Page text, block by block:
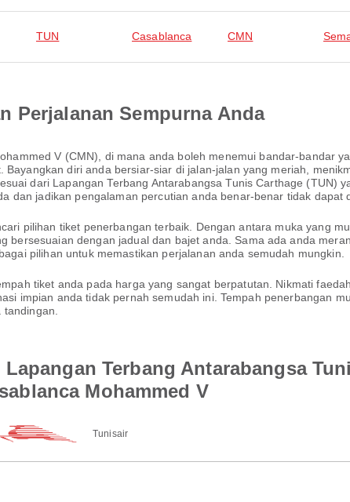
TUN Casablanca CMN
Perjalanan Sempurna Anda
V (CMN), di mana anda boleh menemui bandar-bandar
diri anda bersiar-siar di jalan-jalan yang meriah,
dari Lapangan Terbang Antarabangsa Tunis Carthage (TUN)
dan jadikan pengalaman percutian anda benar-benar tidak dapat
pilihan tiket penerbangan terbaik. Dengan antara muka yang
bersesuaian dengan jadual dan bajet anda. Sama ada anda
pilihan untuk memastikan perjalanan anda semudah mungkin.
tiket anda pada harga yang sangat berpatutan. Nikmati
impian anda tidak pernah semudah ini. Tempah penerbangan
Terbang Antarabangsa
Mohammed V
Tunisair